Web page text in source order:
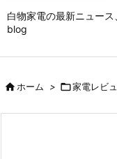
白物家電の最新ニュー
blog
ホーム > 家電レビ